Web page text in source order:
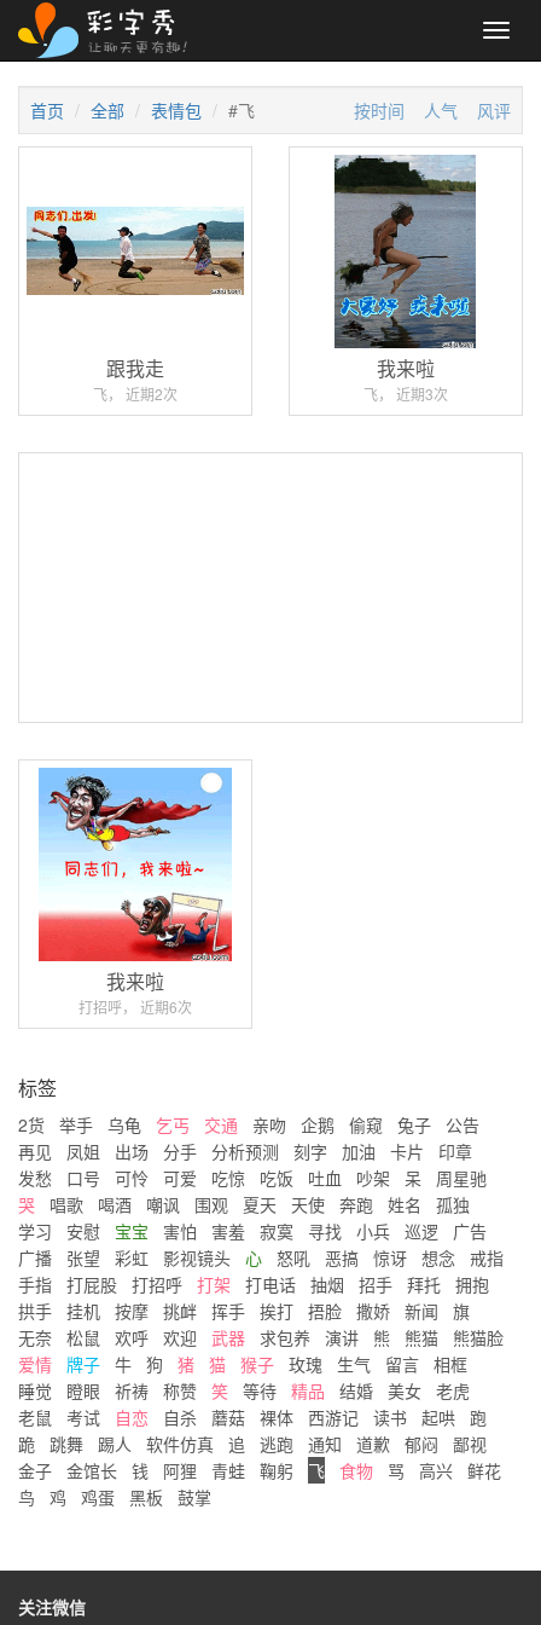
首页 全部 表情包 #飞 按时间 人气 风评
跟我走
飞， 近期2次
我来啦
飞， 近期3次
我来啦
打招呼， 近期6次
标签
2货 举手 乌龟 乞丐 交通 亲吻 企鹅 偷窥 兔子
公告
再见
凤姐 出场 分手 分析预测 刻字 加油 卡片
印章
发愁
口号 可怜 可爱 吃惊 吃饭 吐血 吵架 呆
周星驰
哭
唱歌 喝酒 嘲讽 围观 夏天 天使 奔跑 姓名
孤独
学习
安慰 宝宝 害怕 害羞 寂寞 寻找 小兵 巡逻
广告
广播
张望 彩虹 影视镜头 心 怒吼 恶搞 惊讶 想念
戒指
手指 打屁股 打招呼 打架 打电话 抽烟 招手 拜托 拥抱
拱手 挂机 按摩 挑衅 挥手 挨打 捂脸 撒娇 新闻
旗
无奈 松鼠 欢呼 欢迎 武器 求包养 演讲 熊 熊猫
熊猫脸
爱情 牌子 牛 狗 猪 猫 猴子 玫瑰 生气 留言 相框
睡觉
瞪眼 祈祷 称赞 笑 等待 精品 结婚 美女 老虎
老鼠
考试 自恋 自杀 蘑菇 裸体 西游记 读书 起哄
跑
跪
跳舞 踢人 软件仿真 追 逃跑 通知 道歉 郁闷
鄙视
金子 金馆长 钱 阿狸 青蛙 鞠躬 飞 食物 骂 高兴 鲜花
鸟
鸡 鸡蛋 黑板 鼓掌
关注微信